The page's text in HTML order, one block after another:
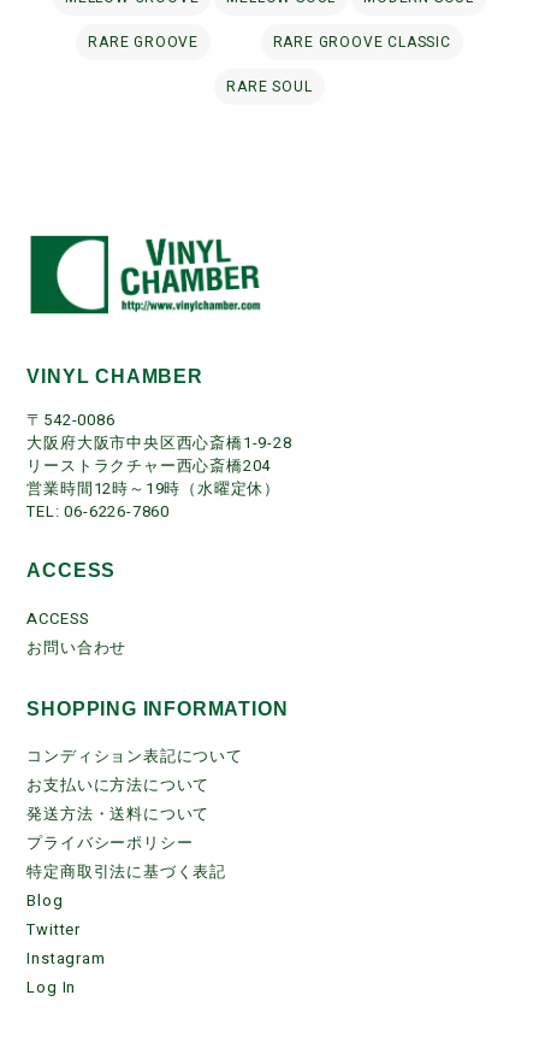
RARE GROOVE RARE GROOVE CLASSIC
RARE SOUL
VINYL CHAMBER
〒542-0086
大阪府大阪市中央区西心斎橋1-9-28
リーストラクチャー西心斎橋204
営業時間12時～19時（水曜定休）
TEL: 06-6226-7860
ACCESS
ACCESS
お問い合わせ
SHOPPING INFORMATION
コンディション表記について
お支払いに方法について
発送方法・送料について
プライバシーポリシー
特定商取引法に基づく表記
Blog
Twitter
Instagram
Log In